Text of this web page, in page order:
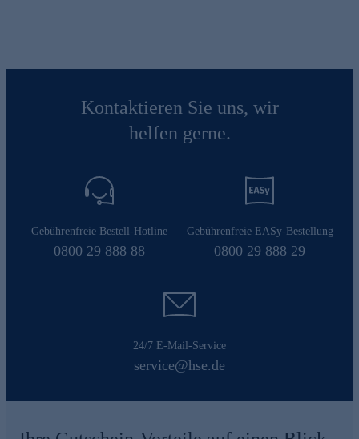
Kontaktieren Sie uns, wir
helfen gerne.
Gebührenfreie Bestell-Hotline
0800 29 888 88
Gebührenfreie EASy-Bestellung
0800 29 888 29
24/7 E-Mail-Service
service@hse.de